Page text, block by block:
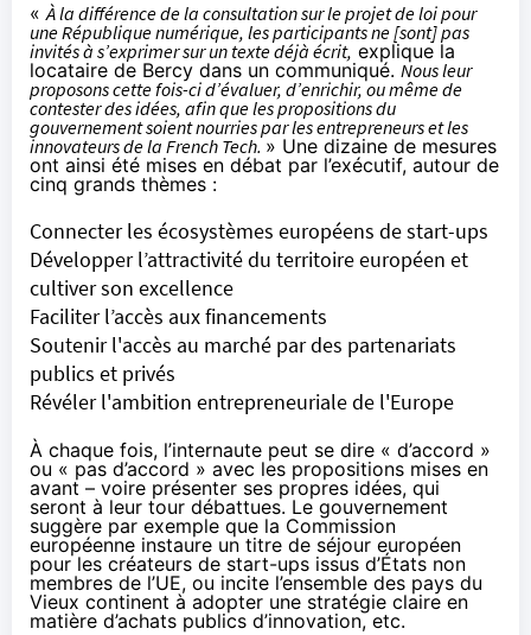
«À la différence de la consultation sur le projet de loi pour
une République numérique, les participants ne [sont] pas
invités à s’exprimer sur un texte déjà écrit, explique la
locataire de Bercy dans un communiqué. Nous leur
proposons cette fois-ci d’évaluer, d’enrichir, ou même de
contester des idées, afin que les propositions du
gouvernement soient nourries par les entrepreneurs et les
innovateurs de la French Tech. » Une dizaine de mesures
ont ainsi été mises en débat par l’exécutif, autour de
cinq grands thèmes : ­
Connecter les écosystèmes européens de start-ups
Développer l’attractivité du territoire européen et
cultiver son excellence
Faciliter l’accès aux financements
Soutenir l'accès au marché par des partenariats
publics et privés
Révéler l'ambition entrepreneuriale de l'Europe
À chaque fois, l’internaute peut se dire « d’accord »
ou « pas d’accord » avec les propositions mises en
avant – voire présenter ses propres idées, qui
seront à leur tour débattues. Le gouvernement
suggère par exemple que la Commission
européenne instaure un titre de séjour européen
pour les créateurs de start-ups issus d’États non
membres de l’UE, ou incite l’ensemble des pays du
Vieux continent à adopter une stratégie claire en
matière d’achats publics d’innovation, etc.